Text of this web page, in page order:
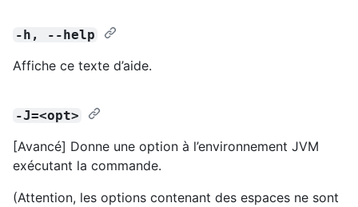
-h, --help
Affiche ce texte d’aide.
-J=<opt>
[Avancé] Donne une option à l’environnement JVM
exécutant la commande.
(Attention, les options contenant des espaces ne sont